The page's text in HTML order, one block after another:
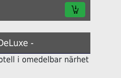
-
i omedelbar närhet